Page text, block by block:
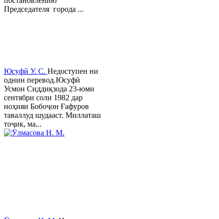
Председателя города ...
Юсуфӣ У. C. Недоступен ни
однин перевод.Юсуфӣ
Усмон Сиддиқзода 23-юми
сентябри соли 1982 дар
ноҳияи Бобоҷон Ғафуров
таваллуд шудааст. Миллаташ
тоҷик, ма...